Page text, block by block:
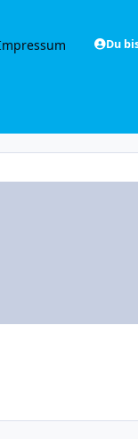
Du